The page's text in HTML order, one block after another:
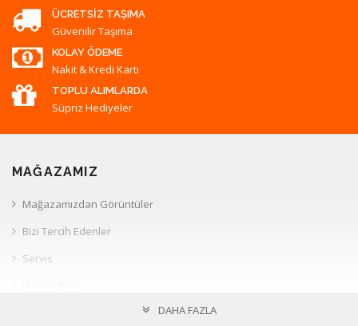
ÜCRETSIZ TAŞIMA
Güvenilir Taşıma
KOLAY ÖDEME
Nakit & Kredi Kartı
TOPLU ALIMLARDA
Süpriz Hediyeler
MAĞAZAMIZ
Mağazamızdan Görüntüler
Bizi Tercih Edenler
Servis
DAHA FAZLA